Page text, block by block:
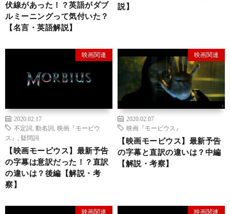
伏線があった！？英語がダブ
ルミーニングって気付いた？
【名言・英語解説】
説】
映画関連
2020.02.17
不定詞 , 動名詞 , 映画『モービウ
ス』 , 疑問詞
【映画モービウス】最新予告
の字幕は意訳だった！？直訳
の違いは？後編【解説・考
察】
映画関連
2020.02.07
映画『モービウス』
【映画モービウス】最新予告
の字幕と直訳の違いは？中編
【解説・考察】
映画関連 映画関連